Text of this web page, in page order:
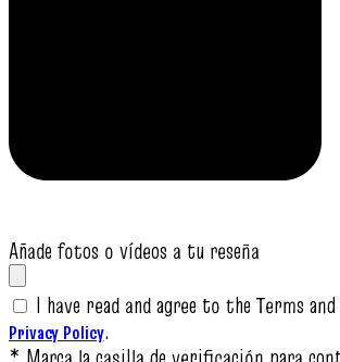
Añade fotos o vídeos a tu reseña
I have read and agree to the Terms
Privacy Policy.